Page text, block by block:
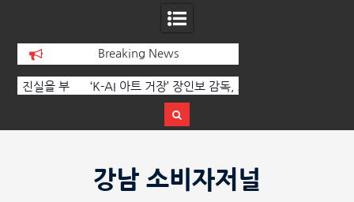
Breaking News
‘K-AI 아트 거장’ 장인보 감독, Ai 기술에
페스티벌’ 성황리에 막 내려
강남 소비자저널